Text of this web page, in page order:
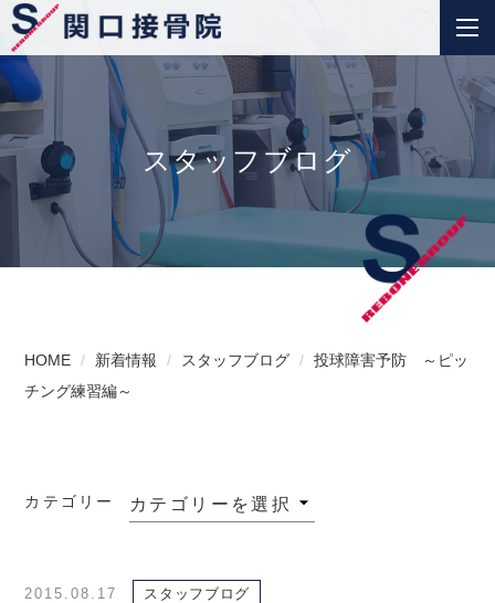
スタッフブログ
HOME 新着情報 スタッフブログ
投球障害予防 ～ピッ
チング練習編～
カテゴリー
2015.08.17 スタッフブログ